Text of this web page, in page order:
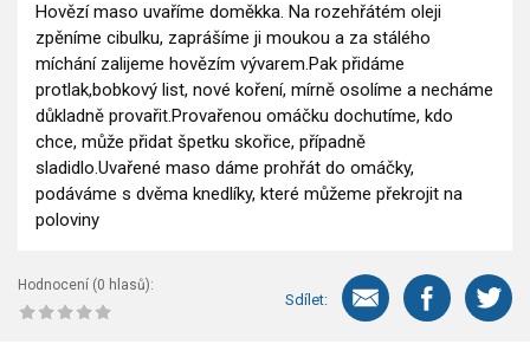
Hovězí maso uvaříme doměkka. Na rozehřátém oleji
zpěníme cibulku, zaprášíme ji moukou a za stálého
míchání zalijeme hovězím vývarem.Pak přidáme
protlak,bobkový list, nové koření, mírně osolíme a necháme
důkladně provařit.Provařenou omáčku dochutíme, kdo
chce, může přidat špetku skořice, případně
sladidlo.Uvařené maso dáme prohřát do omáčky,
podáváme s dvěma knedlíky, které můžeme překrojit na
poloviny
Hodnocení (0 hlasů):
Sdílet: